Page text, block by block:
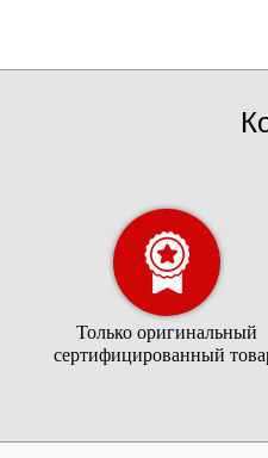
Только оригинальный
сертифицированный